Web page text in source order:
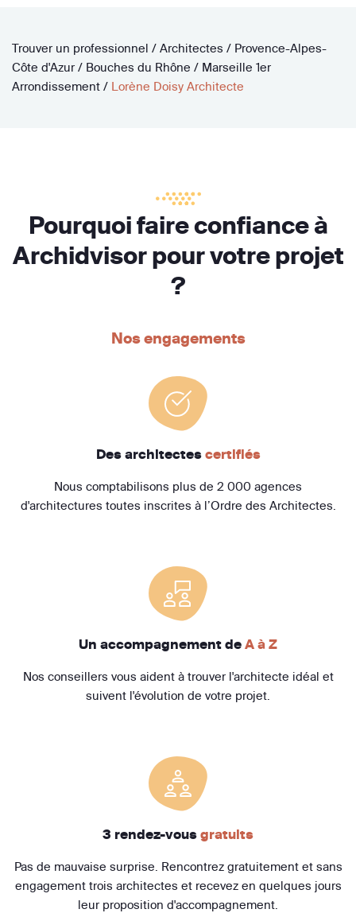
Trouver un professionnel / Architectes / Provence-Alpes-
Côte d'Azur / Bouches du Rhône / Marseille 1er
Arrondissement / Lorène Doisy Architecte
Pourquoi faire confiance à
Archidvisor pour votre projet
?
Nos engagements
Des architectes certifiés
Nous comptabilisons plus de 2 000 agences
d'architectures toutes inscrites à l’Ordre des Architectes.
Un accompagnement de A à Z
Nos conseillers vous aident à trouver l'architecte idéal et
suivent l'évolution de votre projet.
3 rendez-vous gratuits
Pas de mauvaise surprise. Rencontrez gratuitement et sans
engagement trois architectes et recevez en quelques jours
leur proposition d'accompagnement.